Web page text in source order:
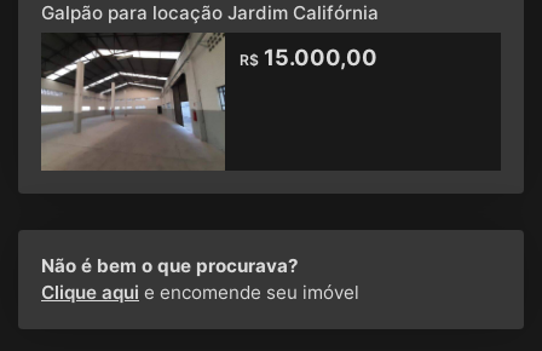
Galpão para locação Jardim Califórnia
R$ 15.000,00
Não é bem o que procurava?
Clique aqui e encomende seu imóvel